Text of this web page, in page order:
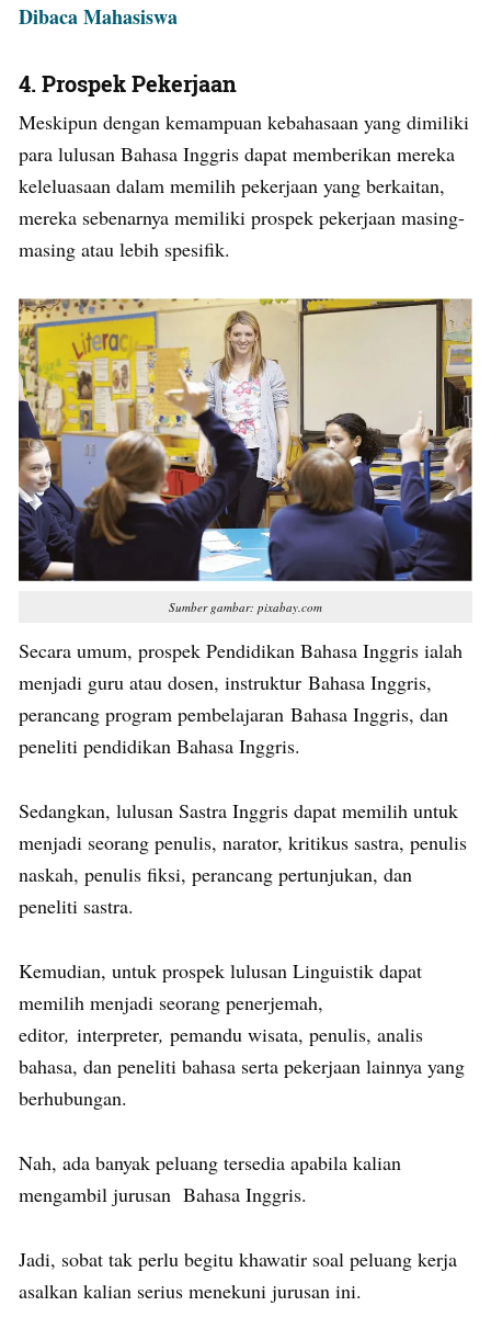
Dibaca Mahasiswa
4. Prospek Pekerjaan
Meskipun dengan kemampuan kebahasaan yang dimiliki
para lulusan Bahasa Inggris dapat memberikan mereka
keleluasaan dalam memilih pekerjaan yang berkaitan,
mereka sebenarnya memiliki prospek pekerjaan masing-
masing atau lebih spesifik.
Sumber gambar: pixabay.com
Secara umum, prospek Pendidikan Bahasa Inggris ialah
menjadi guru atau dosen, instruktur Bahasa Inggris,
perancang program pembelajaran Bahasa Inggris, dan
peneliti pendidikan Bahasa Inggris.
Sedangkan, lulusan Sastra Inggris dapat memilih untuk
menjadi seorang penulis, narator, kritikus sastra, penulis
naskah, penulis fiksi, perancang pertunjukan, dan
peneliti sastra.
Kemudian, untuk prospek lulusan Linguistik dapat
memilih menjadi seorang penerjemah,
editor, interpreter, pemandu wisata, penulis, analis
bahasa, dan peneliti bahasa serta pekerjaan lainnya yang
berhubungan.
Nah, ada banyak peluang tersedia apabila kalian
mengambil jurusan Bahasa Inggris.
Jadi, sobat tak perlu begitu khawatir soal peluang kerja
asalkan kalian serius menekuni jurusan ini.